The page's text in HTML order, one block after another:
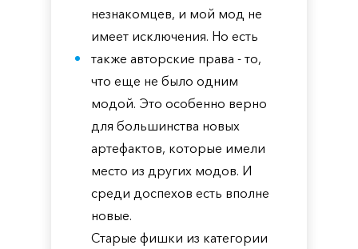
незнакомцев, и мой мод не
имеет исключения. Но есть
также авторские права - то,
что еще не было одним
модой. Это особенно верно
для большинства новых
артефактов, которые имели
место из других модов. И
среди доспехов есть вполне
новые.
Старые фишки из категории